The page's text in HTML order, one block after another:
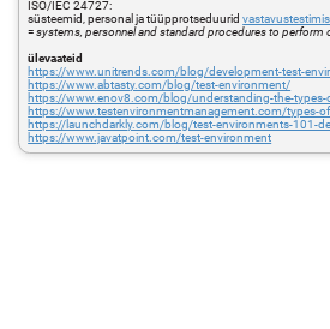
ISO/IEC 24727:
süsteemid, personal ja tüüpprotseduurid
=systems, personnel and standard procedures to perform
ülevaateid
https://www.unitrends.com/blog/development-test-
https://www.abtasty.com/blog/test-environment/
https://www.enov8.com/blog/understanding-the-types-
https://www.testenvironmentmanagement.com/types-
https://launchdarkly.com/blog/test-environments-101-
https://www.javatpoint.com/test-environment